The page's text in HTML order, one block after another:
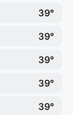
39°
39°
39°
39°
39°